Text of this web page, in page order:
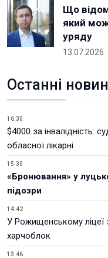
Що
який
уряду
13.07.2026
Останні
16:30
$4000 за інвалідність:
обласної лікарні
15:30
«Бронювання» у
підозри
14:42
У Рожищенському ліцеї
харчоблок
13:46